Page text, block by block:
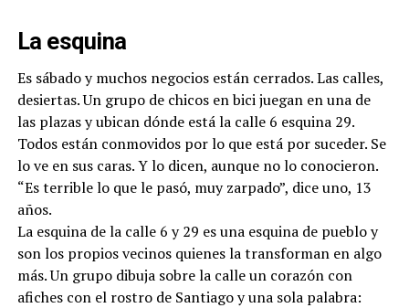
La esquina
Es sábado y muchos negocios están cerrados. Las calles,
desiertas. Un grupo de chicos en bici juegan en una de
las plazas y ubican dónde está la calle 6 esquina 29.
Todos están conmovidos por lo que está por suceder. Se
lo ve en sus caras. Y lo dicen, aunque no lo conocieron.
“Es terrible lo que le pasó, muy zarpado”, dice uno, 13
años.
La esquina de la calle 6 y 29 es una esquina de pueblo y
son los propios vecinos quienes la transforman en algo
más. Un grupo dibuja sobre la calle un corazón con
afiches con el rostro de Santiago y una sola palabra: